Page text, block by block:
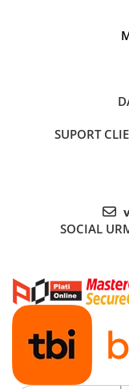
Sisteme de ridicare
Surubelnite Si Biti
Masini de dejantat
Scule Vulcanizare
Truse de scule si
Truse de scule
Truse si accesorii 1/2
SUPORT
SOCIAL